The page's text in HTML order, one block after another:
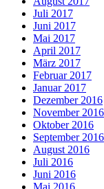
Juli 2017
Juni 2017
Mai 2017
April 2017
März 2017
Februar 2017
Januar 2017
Dezember 2016
November 2016
Oktober 2016
September 2016
August 2016
Juli 2016
Juni 2016
Mai 2016